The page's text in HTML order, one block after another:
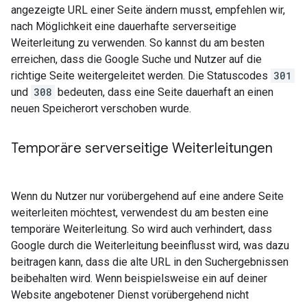
angezeigte URL einer Seite ändern musst, empfehlen wir,
nach Möglichkeit eine dauerhafte serverseitige
Weiterleitung zu verwenden. So kannst du am besten
erreichen, dass die Google Suche und Nutzer auf die
richtige Seite weitergeleitet werden. Die Statuscodes 301
und 308 bedeuten, dass eine Seite dauerhaft an einen
neuen Speicherort verschoben wurde.
Temporäre serverseitige Weiterleitungen
Wenn du Nutzer nur vorübergehend auf eine andere Seite
weiterleiten möchtest, verwendest du am besten eine
temporäre Weiterleitung. So wird auch verhindert, dass
Google durch die Weiterleitung beeinflusst wird, was dazu
beitragen kann, dass die alte URL in den Suchergebnissen
beibehalten wird. Wenn beispielsweise ein auf deiner
Website angebotener Dienst vorübergehend nicht